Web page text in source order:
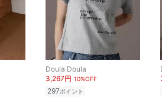
Doula Doula
3,267円 10%OFF
297ポイント